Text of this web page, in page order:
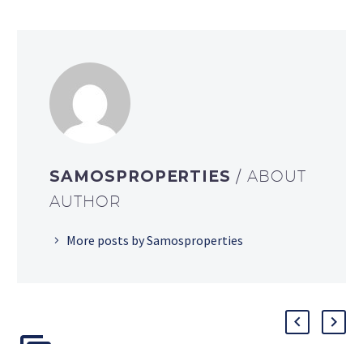
SAMOSPROPERTIES/ ABOUT
AUTHOR
More posts by Samosproperties